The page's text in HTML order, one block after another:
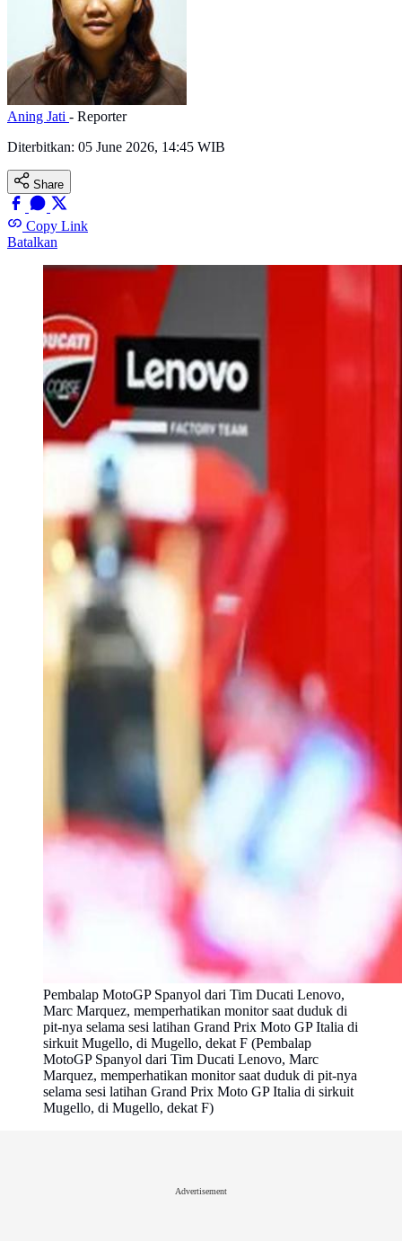
Aning Jati - Reporter
Diterbitkan: 05 June 2026, 14:45 WIB
Share
Copy Link
Batalkan
Pembalap MotoGP Spanyol dari Tim Ducati Lenovo,
Marc Marquez, memperhatikan monitor saat duduk di
pit-nya selama sesi latihan Grand Prix Moto GP Italia di
sirkuit Mugello, di Mugello, dekat F (Pembalap
MotoGP Spanyol dari Tim Ducati Lenovo, Marc
Marquez, memperhatikan monitor saat duduk di pit-nya
selama sesi latihan Grand Prix Moto GP Italia di sirkuit
Mugello, di Mugello, dekat F)
Advertisement